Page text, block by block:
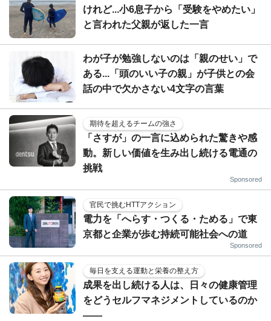
けれど...小6息子から「受験をやめたい」
と言われた父親が返した一言
わが子が勉強しないのは「親のせい」で
ある...「頭のいい子の親」が子供との会
話の中で欠かさない4文字の言葉
期待を超えるチームの強さ
「さすが」の一言に込められた驚きや感
動。新しい価値を生み出し続ける電通の
挑戦
Sponsored
官民で挑むHTTアクション
電力を「へらす・つくる・ためる」で東
京都と企業が歩む持続可能社会への道
Sponsored
毎日を支える運動と栄養の整え方
成果を出し続ける人は、日々の健康管理
をどうセルフマネジメントしているのか
——